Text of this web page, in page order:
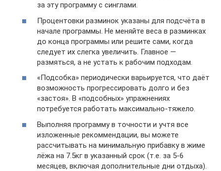
за эту программу с синглами.
Процентовки разминок указаны для подсчёта в
начале программы. Не меняйте веса в разминках
до конца программы или решите сами, когда
следует их слегка увеличить. Главное —
размяться, а не устать к рабочим подходам.
«Подсобка» периодически варьируется, что даёт
возможность прогрессировать долго и без
«застоя». В «подсобных» упражнениях
потребуется работать максимально-тяжело.
Выполняя программу в точности и учтя все
изложенные рекоммендации, вы можете
рассчитывать на минимальную прибавку в жиме
лёжа на 7.5кг в указанный срок (т.е. за 5-6
месяцев, включая дополнительные дни отдыха).